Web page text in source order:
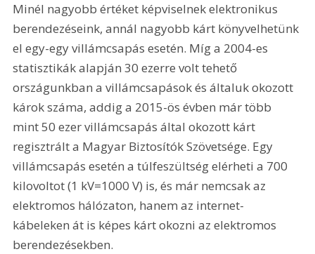
Minél nagyobb értéket képviselnek elektronikus
berendezéseink, annál nagyobb kárt könyvelhetünk
el egy-egy villámcsapás esetén. Míg a 2004-es
statisztikák alapján 30 ezerre volt tehető
országunkban a villámcsapások és általuk okozott
károk száma, addig a 2015-ös évben már több
mint 50 ezer villámcsapás által okozott kárt
regisztrált a Magyar Biztosítók Szövetsége. Egy
villámcsapás esetén a túlfeszültség elérheti a 700
kilovoltot (1 kV=1000 V) is, és már nemcsak az
elektromos hálózaton, hanem az internet-
kábeleken át is képes kárt okozni az elektromos
berendezésekben.